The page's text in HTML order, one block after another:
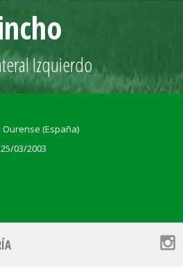
Izquierdo
Ourense (España)
25/03/2003